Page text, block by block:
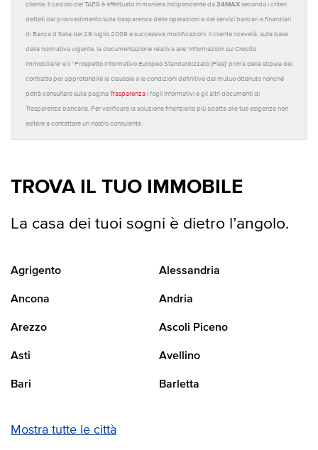
cliente. Il calcolo del TAEG è effettuato in maniera indipendente da 24MAX secondo i criteri
dettati dal provvedimento sulla trasparenza delle operazioni e dei servizi bancari e finanziari
di Banca d'Italia del 29 luglio 2009 e successive modificazioni. Il cliente riceverà, sulla base
della normativa vigente, la documentazione relativa alle 'Informazioni sul Credito
Immobiliare' e il “Prospetto Informativo Europeo Standardizzato (Pies)' prima della stipula del
contratto per approfondire le clausole e le condizioni definitive del mutuo ottenuto nonché
potrà consultare sulla pagina Trasparenza i fogli informativi e gli altri documenti di
Trasparenza bancaria. Per verificare la soluzione finanziaria più adatta alle tue esigenze non
esitare a contattare un nostro consulente.
TROVA IL TUO IMMOBILE
La casa dei tuoi sogni è dietro l’angolo.
Agrigento Alessandria
Ancona Andria
Arezzo Ascoli Piceno
Asti Avellino
Bari Barletta
Mostra tutte le città